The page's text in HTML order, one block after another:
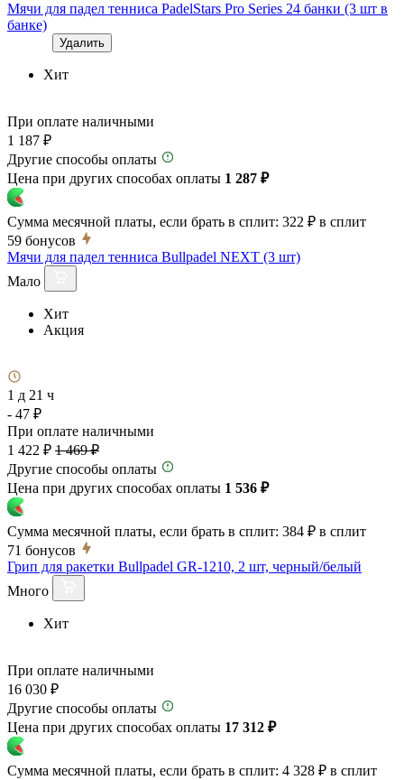
Мячи для падел тенниса PadelStars Pro Series 24 банки (3 шт в
банке)
Удалить
Хит
При оплате наличными
1 187 ₽
Другие способы оплаты
Цена при других способах оплаты 1 287 ₽
Сумма месячной платы, если брать в сплит: 322 ₽ в сплит
59 бонусов
Мячи для падел тенниса Bullpadel NEXT (3 шт)
Мало
Хит
Акция
1 д 21 ч
- 47 ₽
При оплате наличными
1 422 ₽ 1 469 ₽
Другие способы оплаты
Цена при других способах оплаты 1 536 ₽
Сумма месячной платы, если брать в сплит: 384 ₽ в сплит
71 бонусов
Грип для ракетки Bullpadel GR-1210, 2 шт, черный/белый
Много
Хит
При оплате наличными
16 030 ₽
Другие способы оплаты
Цена при других способах оплаты 17 312 ₽
Сумма месячной платы, если брать в сплит: 4 328 ₽ в сплит